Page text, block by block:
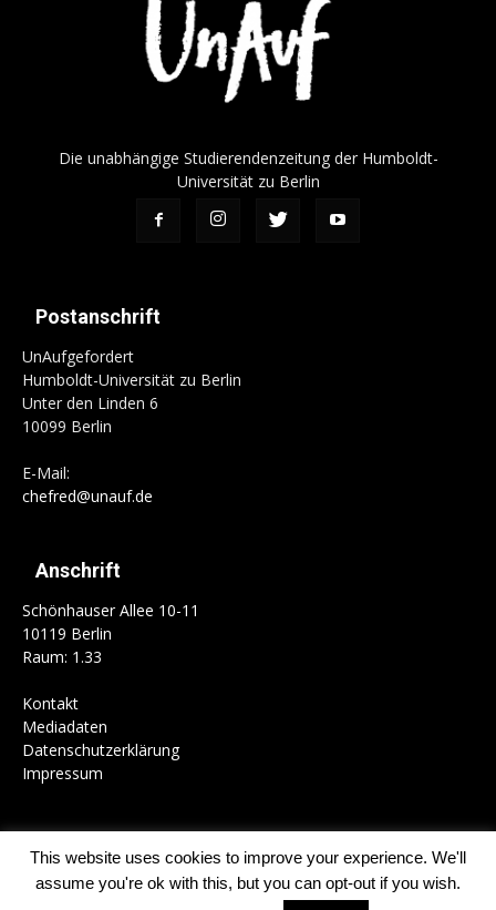
Die unabhängige Studierendenzeitung der Humboldt-
Universität zu Berlin
Postanschrift
UnAufgefordert
Humboldt-Universität zu Berlin
Unter den Linden 6
10099 Berlin
E-Mail:
chefred@unauf.de
Anschrift
Schönhauser Allee 10-11
10119 Berlin
Raum: 1.33
Kontakt
Mediadaten
Datenschutzerklärung
Impressum
Home Campus Gesellschaft Politik Kultur
Schwerpunkte
Kolumnen
Mitmachen
This website uses cookies to improve your experience. We'll
assume you're ok with this, but you can opt-out if you wish.